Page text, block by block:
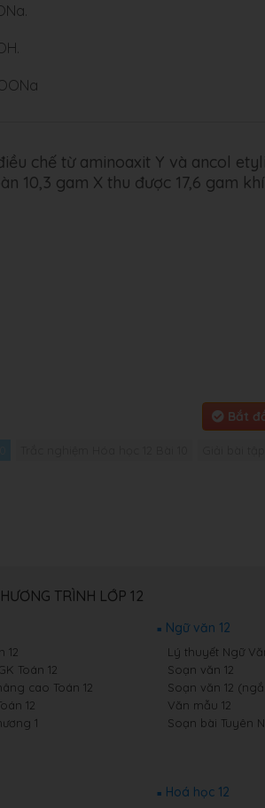
chế từ aminoaxit Y và ancol
10,3 gam X thu được 17,6 gam
Bắt
TRÌNH LỚP 12
12
Toán 12
cao Toán 12
12
1
Ngữ văn 12
Lý thuyết Ngữ
Soạn văn 12
Soạn văn 12
Văn mẫu 12
Soạn bài Tuyên
Hoá học 12